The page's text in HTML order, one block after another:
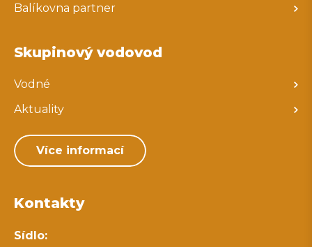
Balíkovna partner
Skupinový vodovod
Vodné
Aktuality
Více informací
Kontakty
Sídlo: